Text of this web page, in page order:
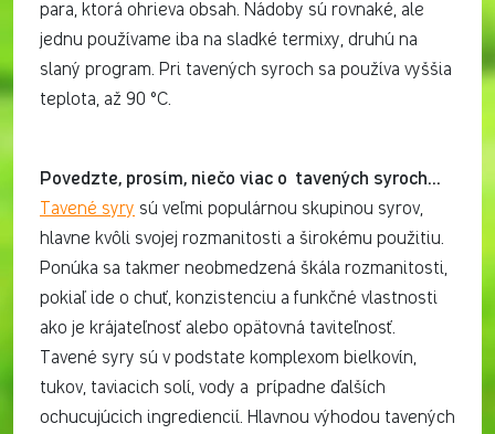
para, ktorá ohrieva obsah. Nádoby sú rovnaké, ale
jednu používame iba na sladké termixy, druhú na
slaný program. Pri tavených syroch sa používa vyššia
teplota, až 90 °C.
Povedzte, prosím, niečo viac o tavených syroch…
Tavené syry sú veľmi populárnou skupinou syrov,
hlavne kvôli svojej rozmanitosti a širokému použitiu.
Ponúka sa takmer neobmedzená škála rozmanitosti,
pokiaľ ide o chuť, konzistenciu a funkčné vlastnosti
ako je krájateľnosť alebo opätovná taviteľnosť.
Tavené syry sú v podstate komplexom bielkovín,
tukov, taviacich solí, vody a prípadne ďalších
ochucujúcich ingrediencií. Hlavnou výhodou tavených